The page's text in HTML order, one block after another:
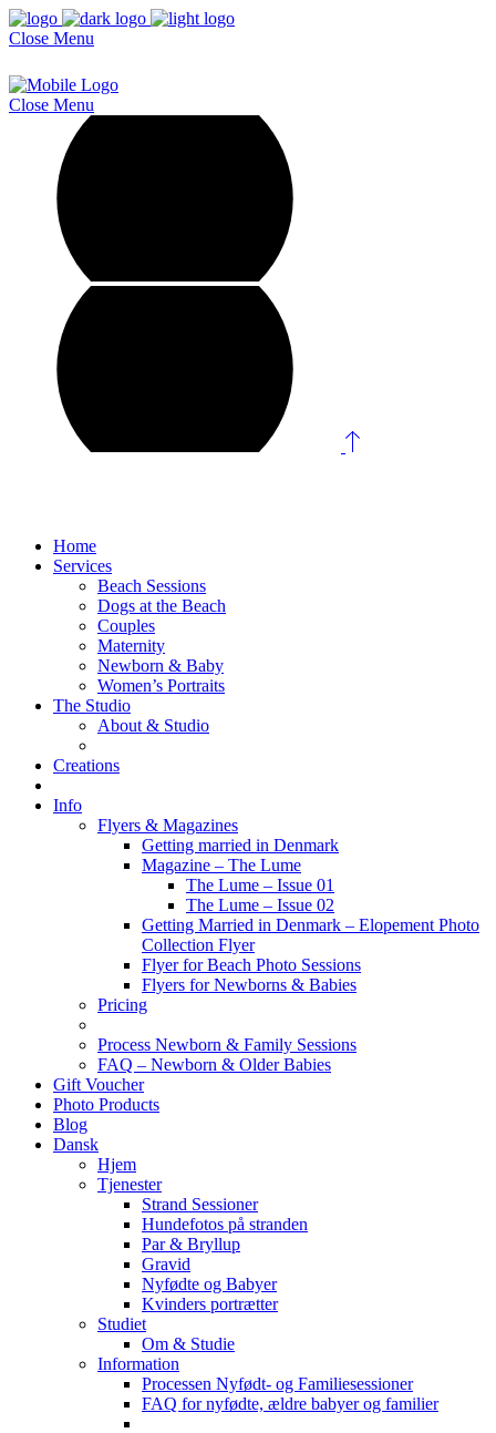
Close Menu
Close Menu
Home
Services
Beach Sessions
Dogs at the Beach
Couples
Maternity
Newborn & Baby
Women’s Portraits
The Studio
About & Studio
Creations
Info
Flyers & Magazines
Getting married in Denmark
Magazine – The Lume
The Lume – Issue 01
The Lume – Issue 02
Getting Married in Denmark – Elopement Photo
Collection Flyer
Flyer for Beach Photo Sessions
Flyers for Newborns & Babies
Pricing
Process Newborn & Family Sessions
FAQ – Newborn & Older Babies
Gift Voucher
Photo Products
Blog
Dansk
Hjem
Tjenester
Strand Sessioner
Hundefotos på stranden
Par & Bryllup
Gravid
Nyfødte og Babyer
Kvinders portrætter
Studiet
Om & Studie
Information
Processen Nyfødt- og Familiesessioner
FAQ for nyfødte, ældre babyer og familier